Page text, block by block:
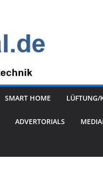
SMART HOME LÜFTUNG/
ADVERTORIALS